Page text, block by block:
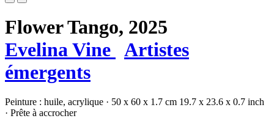
Flower Tango, 2025
Evelina Vine
Artistes
émergents
Peinture : huile, acrylique · 50 x 60 x 1.7 cm 19.7 x 23.6 x 0.7 inch
· Prête à accrocher